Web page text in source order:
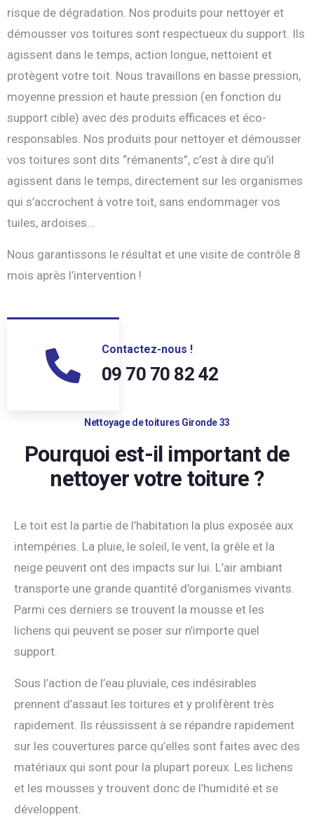
risque de dégradation. Nos produits pour nettoyer et
démousser vos toitures sont respectueux du support. Ils
agissent dans le temps, action longue, nettoient et
protègent votre toit. Nous travaillons en basse pression,
moyenne pression et haute pression (en fonction du
support cible) avec des produits efficaces et éco-
responsables. Nos produits pour nettoyer et démousser
vos toitures sont dits “rémanents”, c’est à dire qu’il
agissent dans le temps, directement sur les organismes
qui s’accrochent à votre toit, sans endommager vos
tuiles, ardoises…
Nous garantissons le résultat et une visite de contrôle 8
mois après l’intervention !
Contactez-nous !
09 70 70 82 42
Nettoyage de toitures Gironde 33
Pourquoi est-il important de
nettoyer votre toiture ?
Le toit est la partie de l’habitation la plus exposée aux
intempéries. La pluie, le soleil, le vent, la grêle et la
neige peuvent ont des impacts sur lui. L’air ambiant
transporte une grande quantité d’organismes vivants.
Parmi ces derniers se trouvent la mousse et les
lichens qui peuvent se poser sur n’importe quel
support.
Sous l’action de l’eau pluviale, ces indésirables
prennent d’assaut les toitures et y prolifèrent très
rapidement. Ils réussissent à se répandre rapidement
sur les couvertures parce qu’elles sont faites avec des
matériaux qui sont pour la plupart poreux. Les lichens
et les mousses y trouvent donc de l’humidité et se
développent.